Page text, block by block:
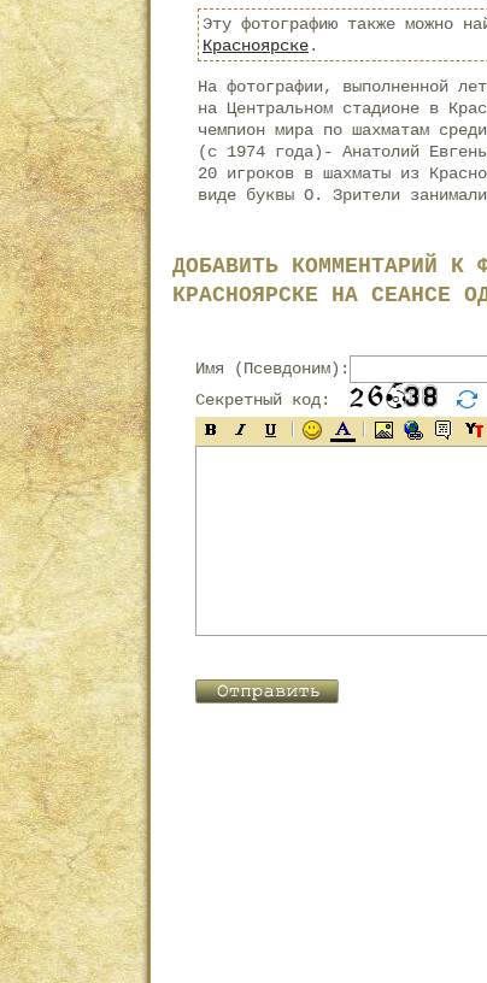
Эту фотографию также можно
Красноярске.
На фотографии, выполненной
на Центральном стадионе в
чемпион мира по шахматам
(с 1974 года)- Анатолий
20 игроков в шахматы из
виде буквы О. Зрители
ДОБАВИТЬ КОММЕНТАРИЙ К
КРАСНОЯРСКЕ НА СЕАНСЕ
Имя (Псевдоним):
Секретный код: